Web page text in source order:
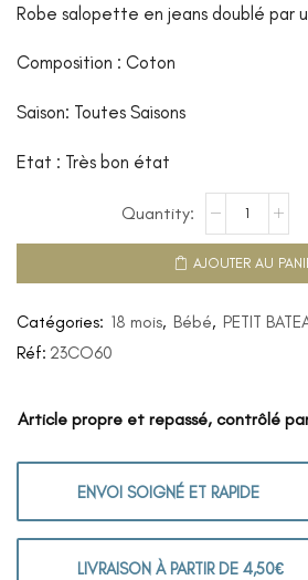
Robe salopette en jeans doublé par
Composition : Coton
Saison: Toutes Saisons
Etat : Très bon état
AJOUTER AU
Catégories: 18 mois, Bébé, PETIT
Réf: 23CO60
Article propre et repassé, contrôlé
ENVOI SOIGNÉ ET RAPIDE
LIVRAISON À PARTIR DE 4,50€